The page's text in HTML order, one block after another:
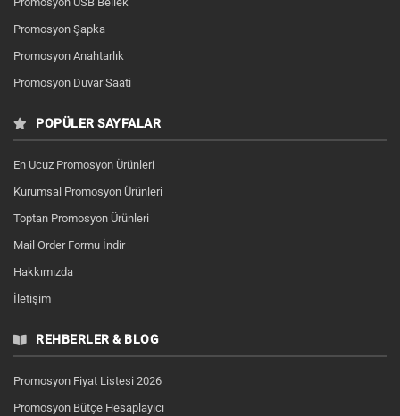
Promosyon Şapka
Promosyon Anahtarlık
Promosyon Duvar Saati
POPÜLER SAYFALAR
En Ucuz Promosyon Ürünleri
Kurumsal Promosyon Ürünleri
Toptan Promosyon Ürünleri
Mail Order Formu İndir
Hakkımızda
İletişim
REHBERLER & BLOG
Promosyon Fiyat Listesi 2026
Promosyon Bütçe Hesaplayıcı